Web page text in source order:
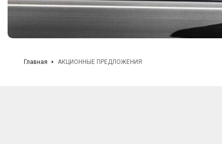
Главная АКЦИОННЫЕ ПРЕДЛОЖЕНИЯ